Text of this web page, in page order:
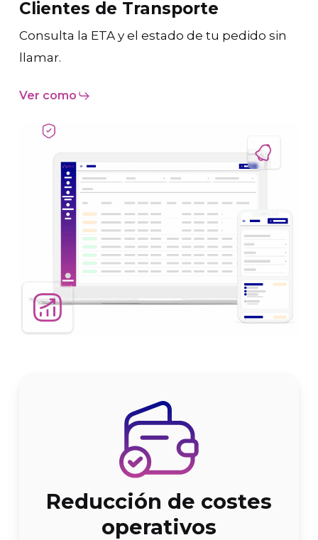
Clientes de Transporte
Consulta la ETA y el estado de tu pedido sin
llamar.
Ver como
Reducción de costes
operativos